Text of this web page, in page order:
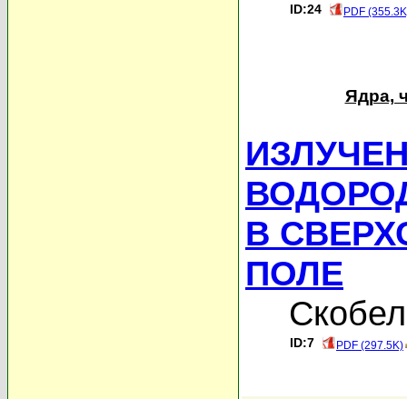
ID:24 PDF
Ядра,
В
ПОЛЕ
ID:7 PDF (297.5K)